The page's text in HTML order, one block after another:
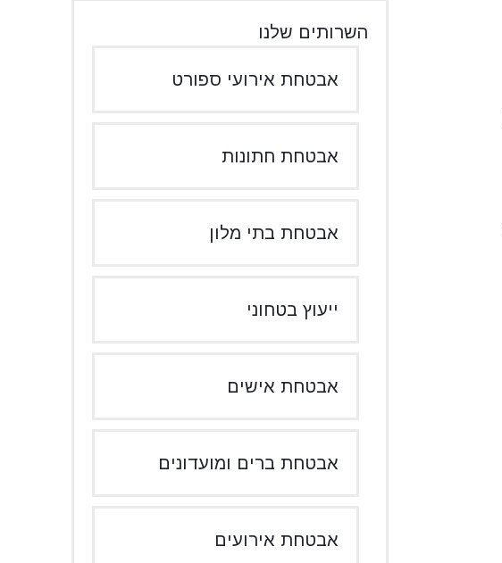
השרותים שלנו
אבטחת אירועי ספורט
אבטחת חתונות
אבטחת בתי מלון
ייעוץ בטחוני
אבטחת אישים
אבטחת ברים ומועדונים
אבטחת אירועים